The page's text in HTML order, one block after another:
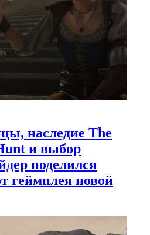
наследие The
и выбор
поделился
геймплея новой